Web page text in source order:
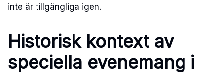
inte är tillgängliga igen.
Historisk kontext av
speciella evenemang i